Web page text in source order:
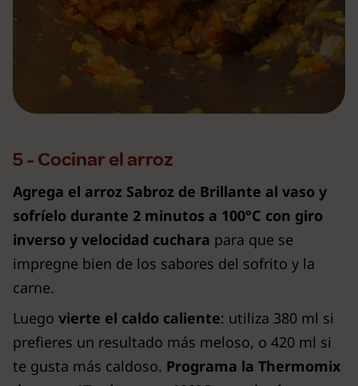
5 - Cocinar el arroz
Agrega el arroz Sabroz de Brillante al vaso y
sofríelo durante 2 minutos a 100°C con giro
inverso y velocidad cuchara para que se
impregne bien de los sabores del sofrito y la
carne.
Luego vierte el caldo caliente: utiliza 380 ml si
prefieres un resultado más meloso, o 420 ml si
te gusta más caldoso. Programa la Thermomix